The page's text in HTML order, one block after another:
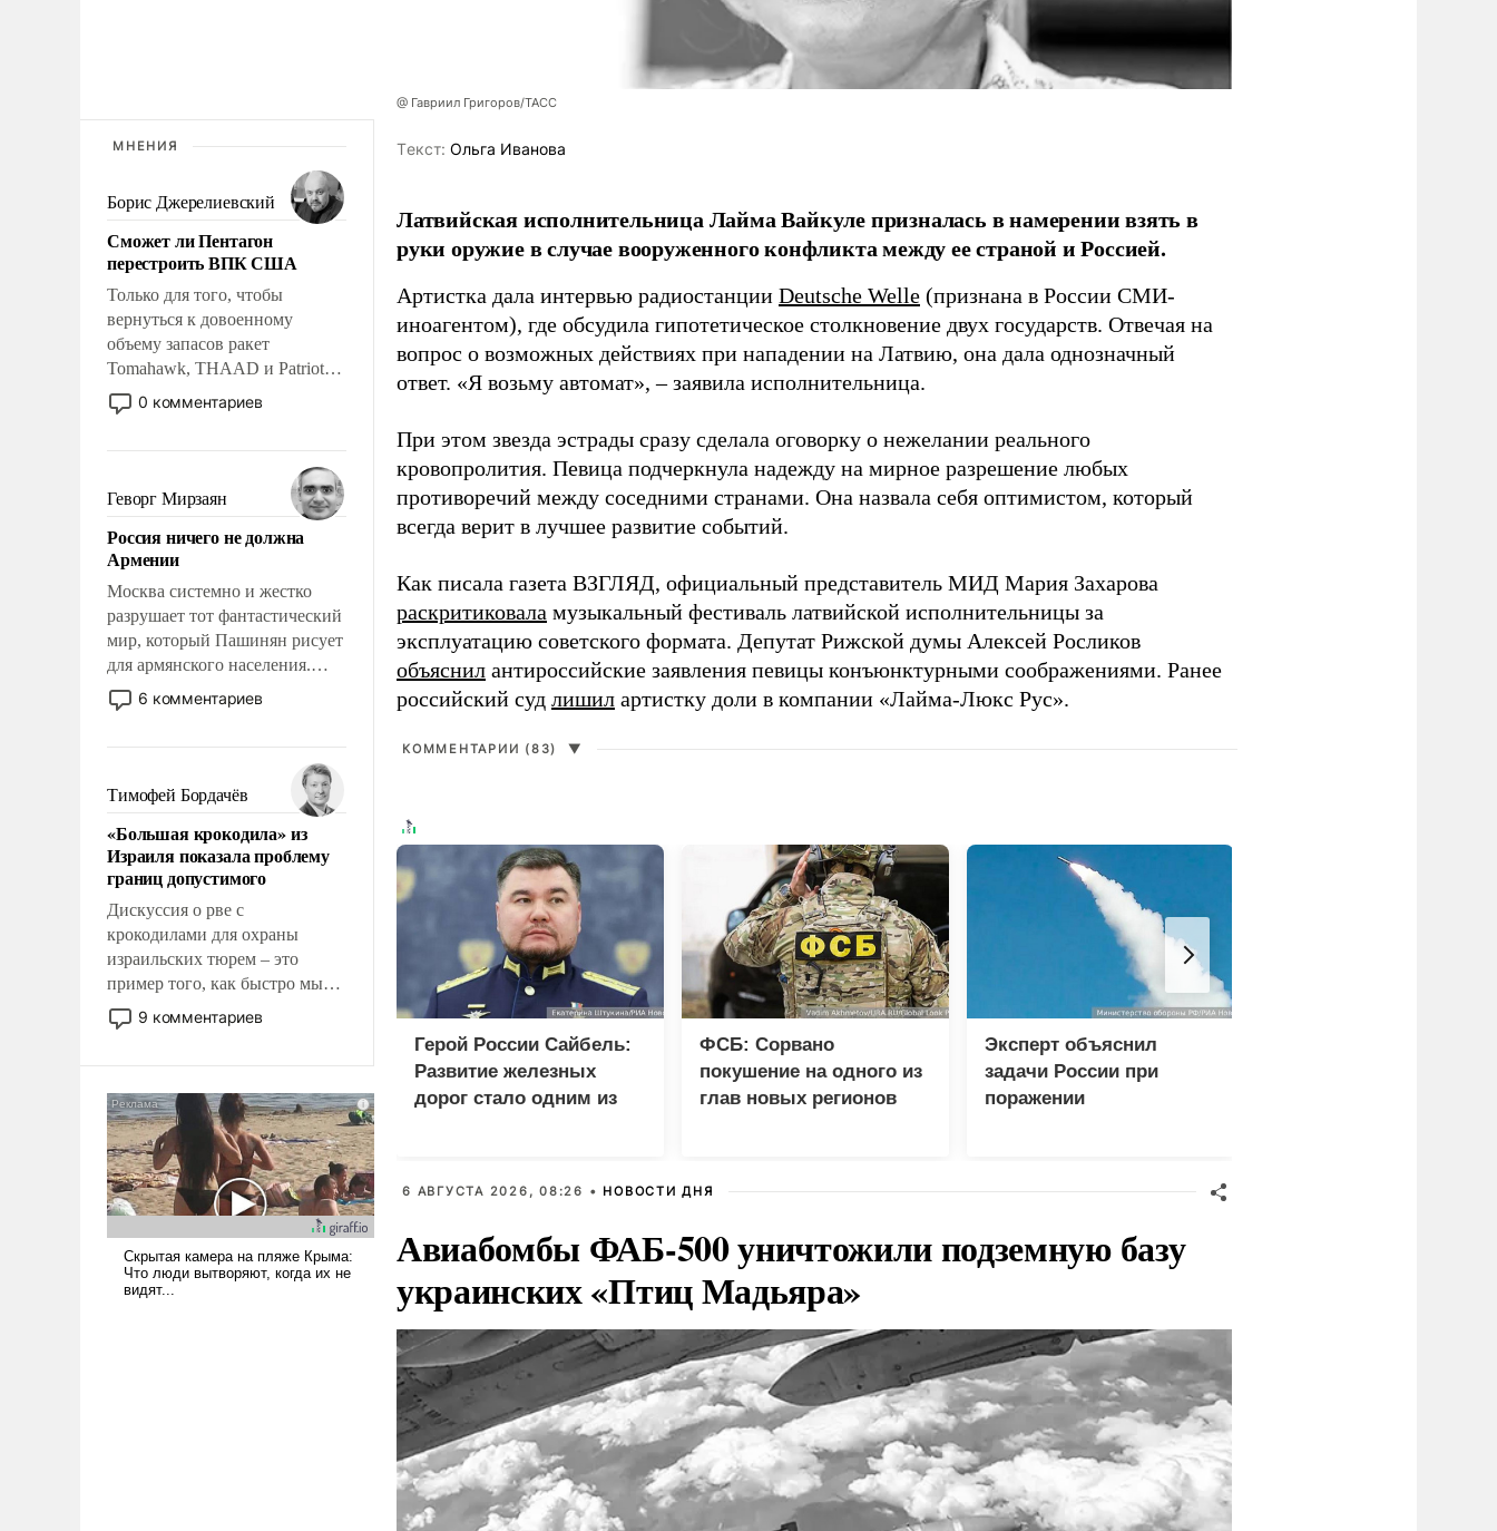
МНЕНИЯ
Борис Джерелиевский
Сможет ли Пентагон
перестроить ВПК США
Только для того, чтобы
вернуться к довоенному
объему запасов ракет
Tomahawk, THAAD и Patriot
США потребуется более трех
лет. Даже небольшая война с
Сложившаяся ситуация
означает многолетний период
уязвимости США, например,
перед Китаем.
0 комментариев
Геворг Мирзаян
Россия ничего не должна
Армении
Москва системно и жестко
разрушает тот фантастический
мир, который Пашинян рисует
для армянского населения.
Мир, где этому населению все
должны просто по
политические прожекты будут
беспрекословно оплачиваться
за счет российских
налогоплательщиков и где за
свои поступки не нужно
отвечать.
6 комментариев
Тимофей Бордачёв
«Большая крокодила» из
Израиля показала проблему
границ допустимого
Дискуссия о рве с
крокодилами для охраны
израильских тюрем – это
пример того, как быстро мы
двигаемся по пути
революционных изменений.
псевдонаучной фантастики,
стало всерьез обсуждаемой
идеей.
9 комментариев
@ Гавриил Григоров/ТАСС
Tекст: Ольга Иванова
Латвийская исполнительница Лайма Вайкуле призналась в намерении взять в
руки оружие в случае вооруженного конфликта между ее страной и Россией.
Артистка дала интервью радиостанции Deutsche Welle (признана в России СМИ-
иноагентом), где обсудила гипотетическое столкновение двух государств. Отвечая на
вопрос о возможных действиях при нападении на Латвию, она дала однозначный
ответ. «Я возьму автомат», – заявила исполнительница.
При этом звезда эстрады сразу сделала оговорку о нежелании реального
кровопролития. Певица подчеркнула надежду на мирное разрешение любых
противоречий между соседними странами. Она назвала себя оптимистом, который
всегда верит в лучшее развитие событий.
Как писала газета ВЗГЛЯД, официальный представитель МИД Мария Захарова
раскритиковала музыкальный фестиваль латвийской исполнительницы за
эксплуатацию советского формата. Депутат Рижской думы Алексей Росликов
объяснил антироссийские заявления певицы конъюнктурными соображениями. Ранее
российский суд лишил артистку доли в компании «Лайма-Люкс Рус».
КОММЕНТАРИИ (83) ▼
Герой России Сайбель:
Развитие железных
дорог стало одним из
ФСБ: Сорвано
покушение на одного из
глав новых регионов
Эксперт объяснил
задачи России при
поражении
6 АВГУСТА 2026, 08:26 • НОВОСТИ ДНЯ
Авиабомбы ФАБ-500 уничтожили подземную базу
украинских «Птиц Мадьяра»